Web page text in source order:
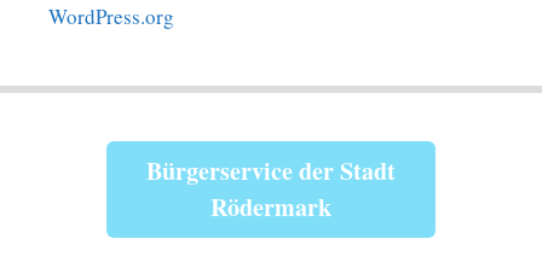
WordPress.org
Bürgerservice der Stadt
Rödermark